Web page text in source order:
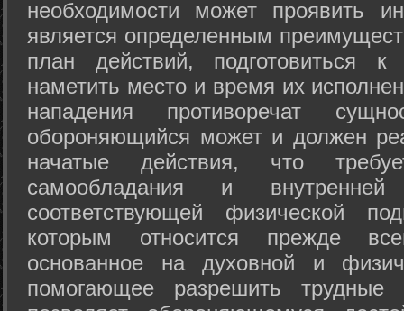
необходимости может проявить
является определенным
план действий, подготовиться
наметить место и время их
нападения противоречат
обороняющийся может и должен
начатые действия, что
самообладания и
соответствующей физической
которым относится прежде
основанное на духовной и
помогающее разрешить